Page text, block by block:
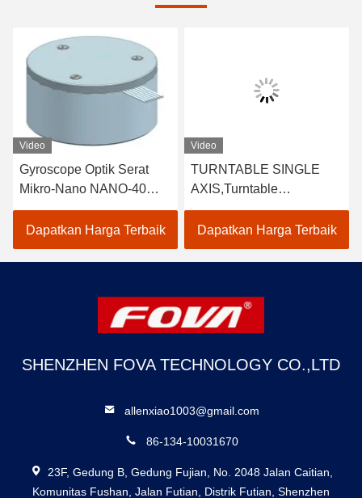
Video
Gyroscope Optik Serat
Mikro-Nano NANO-40
Lanjutan untuk Navigasi
yang Tepat di Lingkungan
yang Menantang
Dapatkan Harga Terbaik
Video
TURNTABLE SINGLE
AXIS,Turntable
Simulasi,Turntable
Simulator Penerbangan
Dapatkan Harga Terbaik
SHENZHEN FOVA TECHNOLOGY CO.,LTD
allenxiao1003@gmail.com
86-134-10031670
23F, Gedung B, Gedung Fujian, No. 2048 Jalan Caitian,
Komunitas Fushan, Jalan Futian, Distrik Futian, Shenzhen